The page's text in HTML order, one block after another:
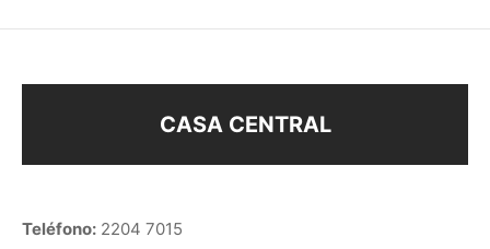
CASA CENTRAL
Teléfono: 2204 7015